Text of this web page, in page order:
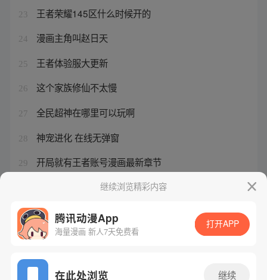
23 王者荣耀145区什么时候开的
24 漫画主角叫赵日天
25 王者体验服大更新
26 这个家族修仙不太慢
27 全民超神在哪里可以玩啊
28 神宠进化 在线无弹窗
29 开局就有王者账号漫画最新章节
重生之我为极恶贝利亚继续浏览精彩内容
腾讯动漫App
海量漫画 新人7天免费看
打开APP
在此处浏览 继续
网站备案/许可证号：粤B2-20090059-5